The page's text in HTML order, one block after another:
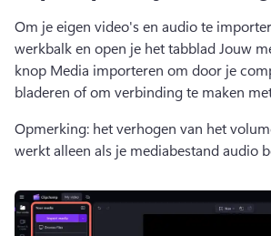
Om je eigen video's en audio te
werkbalk en open je het tabblad Jouw
knop Media importeren om door je
bladeren of om verbinding te maken
Opmerking: het verhogen van het
werkt alleen als je mediabestand audio